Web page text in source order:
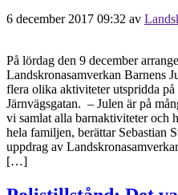
6 december 2017 09:32 av
På lördag den 9 december
Landskronasamverkan Barnens
flera olika aktiviteter utspridda
Järnvägsgatan. – Julen är på
vi samlat alla barnaktiviteter och
hela familjen, berättar Sebastian
uppdrag av
[…]